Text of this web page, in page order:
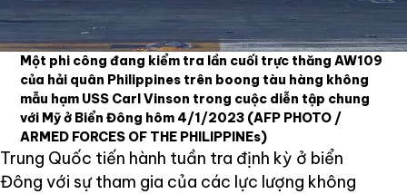
Một phi công đang kiểm tra lần cuối trực thăng AW109
của hải quân Philippines trên boong tàu hàng không
mẫu hạm USS Carl Vinson trong cuộc diễn tập chung
với Mỹ ở Biển Đông hôm 4/1/2023 (AFP PHOTO /
ARMED FORCES OF THE PHILIPPINEs)
Trung Quốc tiến hành tuần tra định kỳ ở biển
Đông với sự tham gia của các lực lượng không